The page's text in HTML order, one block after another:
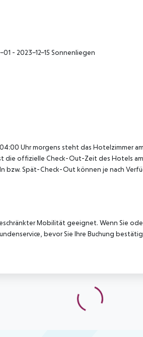
- 2023-12-15 Sonnenliegen
Uhr morgens steht das Hotelzimmer
die offizielle Check-Out-Zeit des Hotels
bzw. Spät-Check-Out können je nach
Mobilität geeignet. Wenn Sie
bevor Sie Ihre Buchung